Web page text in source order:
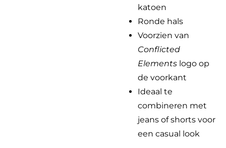
katoen
Ronde hals
Voorzien van
Conflicted
Elements logo op
de voorkant
Ideaal te
combineren met
jeans of shorts voor
een casual look